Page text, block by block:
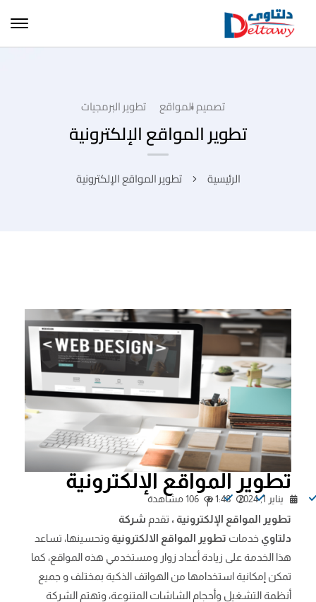
تصميم المواقع تطوير البرمجيات
تطوير المواقع الإلكترونية
الرئيسية تطوير المواقع الإلكترونية
تطوير المواقع الإلكترونية
يناير 1, 2024 1:48 م 106 مشاهدة
تطوير المواقع الإلكترونية ، تقدم شركة
دلتاوي خدمات تطوير المواقع الالكترونيةوتحسينها، تساعد
هذا الخدمة على زيادة أعداد زوار ومستخدمي هذه المواقع، كما
تمكن إمكانية استخدامها من الهواتف الذكية بمختلف و جميع
أنظمة التشغيل وأحجام الشاشات المتنوعة، وتهتم الشركة